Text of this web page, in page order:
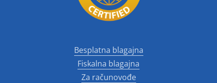
Besplatna blagajna
Fiskalna blagajna
Za računovođe